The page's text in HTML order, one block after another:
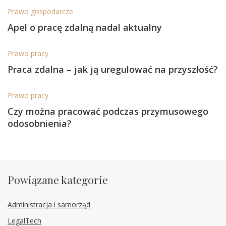
Prawo gospodarcze
Apel o pracę zdalną nadal aktualny
Prawo pracy
Praca zdalna – jak ją uregulować na przyszłość?
Prawo pracy
Czy można pracować podczas przymusowego
odosobnienia?
Powiązane kategorie
Administracja i samorząd
LegalTech